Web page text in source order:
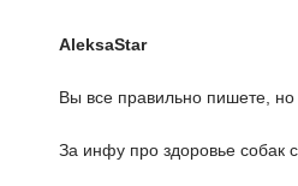
AleksaStar
Вы все правильно пишете, но
За инфу про здоровье собак